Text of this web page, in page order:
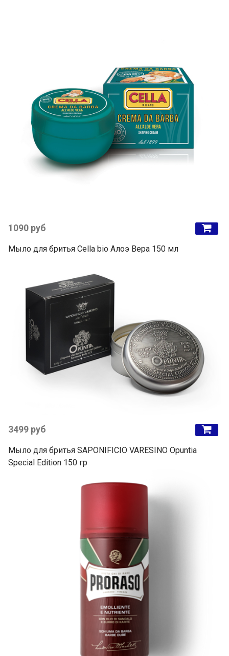
1090 руб
Мыло для бритья Cella bio Алоэ Вера 150 мл
3499 руб
Мыло для бритья SAPONIFICIO VARESINO Opuntia
Special Edition 150 гр